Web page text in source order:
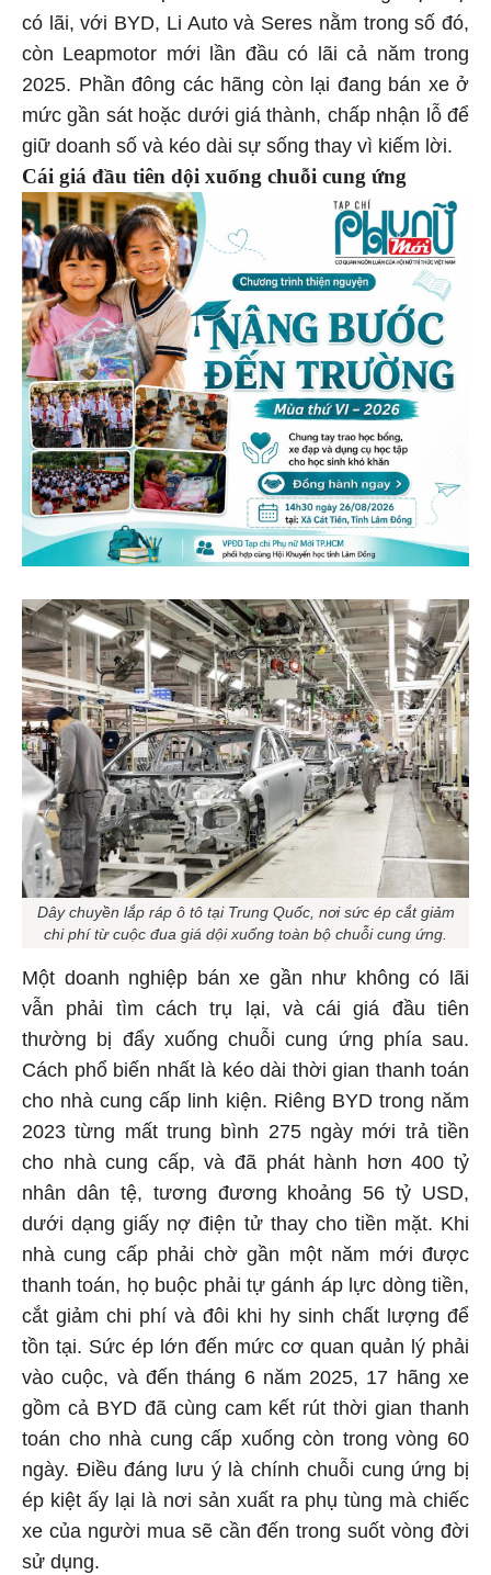
có lãi, với BYD, Li Auto và Seres nằm trong số đó,
còn Leapmotor mới lần đầu có lãi cả năm trong
2025. Phần đông các hãng còn lại đang bán xe ở
mức gần sát hoặc dưới giá thành, chấp nhận lỗ để
giữ doanh số và kéo dài sự sống thay vì kiếm lời.
Cái giá đầu tiên dội xuống chuỗi cung ứng
Dây chuyền lắp ráp ô tô tại Trung Quốc, nơi sức ép cắt giảm
chi phí từ cuộc đua giá dội xuống toàn bộ chuỗi cung ứng.
Một doanh nghiệp bán xe gần như không có lãi
vẫn phải tìm cách trụ lại, và cái giá đầu tiên
thường bị đẩy xuống chuỗi cung ứng phía sau.
Cách phổ biến nhất là kéo dài thời gian thanh toán
cho nhà cung cấp linh kiện. Riêng BYD trong năm
2023 từng mất trung bình 275 ngày mới trả tiền
cho nhà cung cấp, và đã phát hành hơn 400 tỷ
nhân dân tệ, tương đương khoảng 56 tỷ USD,
dưới dạng giấy nợ điện tử thay cho tiền mặt. Khi
nhà cung cấp phải chờ gần một năm mới được
thanh toán, họ buộc phải tự gánh áp lực dòng tiền,
cắt giảm chi phí và đôi khi hy sinh chất lượng để
tồn tại. Sức ép lớn đến mức cơ quan quản lý phải
vào cuộc, và đến tháng 6 năm 2025, 17 hãng xe
gồm cả BYD đã cùng cam kết rút thời gian thanh
toán cho nhà cung cấp xuống còn trong vòng 60
ngày. Điều đáng lưu ý là chính chuỗi cung ứng bị
ép kiệt ấy lại là nơi sản xuất ra phụ tùng mà chiếc
xe của người mua sẽ cần đến trong suốt vòng đời
sử dụng.